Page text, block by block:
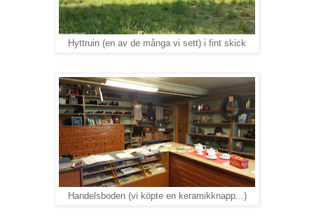
Hyttruin (en av de många vi sett) i fint skick
Handelsboden (vi köpte en keramikknapp...)